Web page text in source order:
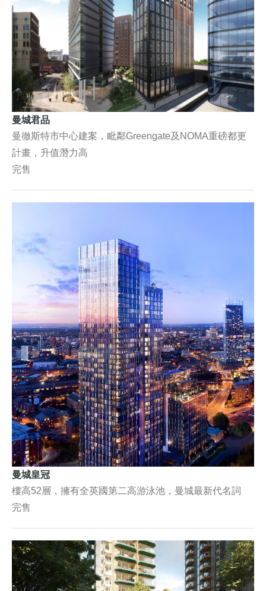
曼城君品
曼徹斯特市中心建案，毗鄰Greengate及NOMA重磅都更
計畫，升值潛力高
完售
曼城皇冠
樓高52層，擁有全英國第二高游泳池，曼城最新代名詞
完售